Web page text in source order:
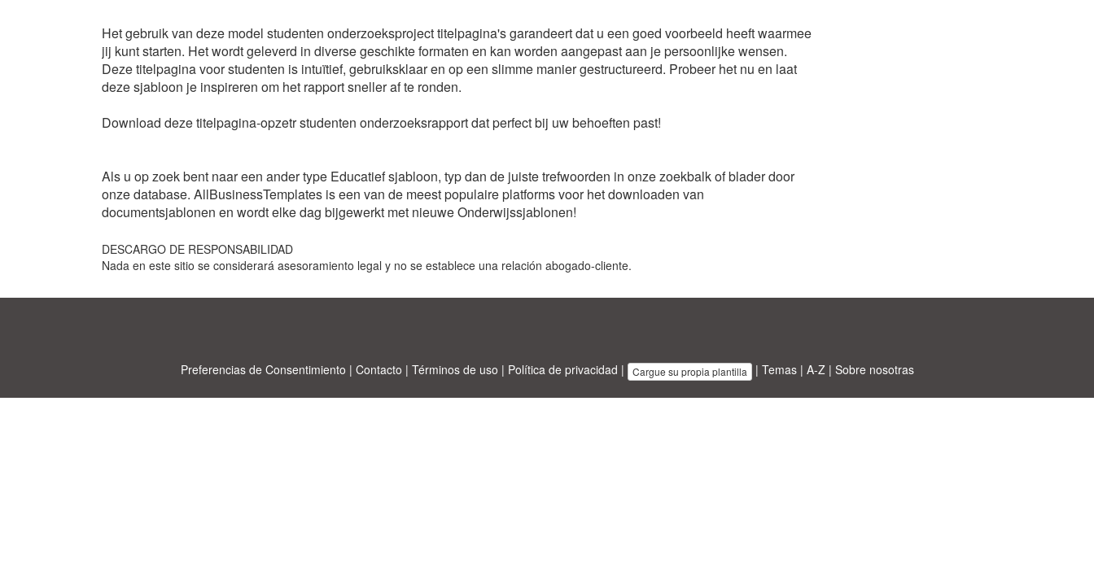
Het gebruik van deze model studenten onderzoeksproject titelpagina's garandeert dat u een goed voorbeeld heeft waarmee
jij kunt starten. Het wordt geleverd in diverse geschikte formaten en kan worden aangepast aan je persoonlijke wensen.
Deze titelpagina voor studenten is intuïtief, gebruiksklaar en op een slimme manier gestructureerd. Probeer het nu en laat
deze sjabloon je inspireren om het rapport sneller af te ronden.
Download deze titelpagina-opzetr studenten onderzoeksrapport dat perfect bij uw behoeften past!
Als u op zoek bent naar een ander type Educatief sjabloon, typ dan de juiste trefwoorden in onze zoekbalk of blader door
onze database. AllBusinessTemplates is een van de meest populaire platforms voor het downloaden van
documentsjablonen en wordt elke dag bijgewerkt met nieuwe Onderwijssjablonen!
DESCARGO DE RESPONSABILIDAD
Nada en este sitio se considerará asesoramiento legal y no se establece una relación abogado-cliente.
Preferencias de Consentimiento | Contacto | Términos de uso | Política de privacidad | Cargue su propia plantilla | Temas| A-Z| Sobre nosotras